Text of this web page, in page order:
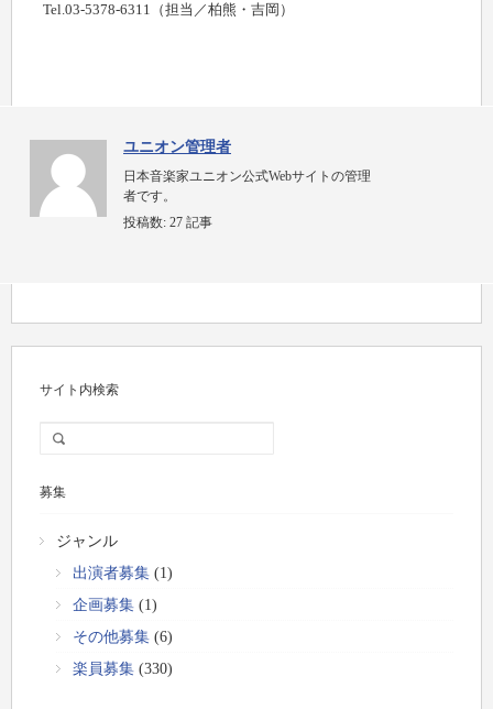
Tel.03-5378-6311（担当／柏熊・吉岡）
ユニオン管理者
日本音楽家ユニオン公式Webサイトの管理
者です。
投稿数: 27 記事
サイト内検索
募集
ジャンル
出演者募集 (1)
企画募集 (1)
その他募集 (6)
楽員募集 (330)